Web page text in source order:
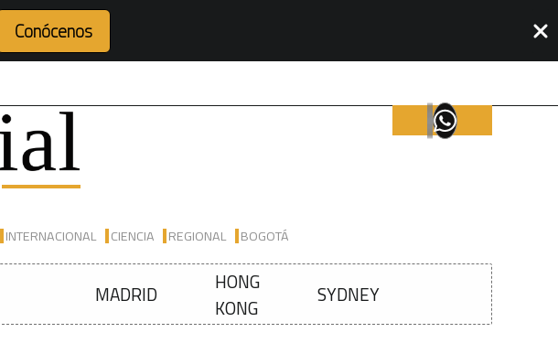
Conócenos
INTERNACIONAL CIENCIA REGIONAL BOGOTÁ
MADRID
HONG
KONG
SYDNEY